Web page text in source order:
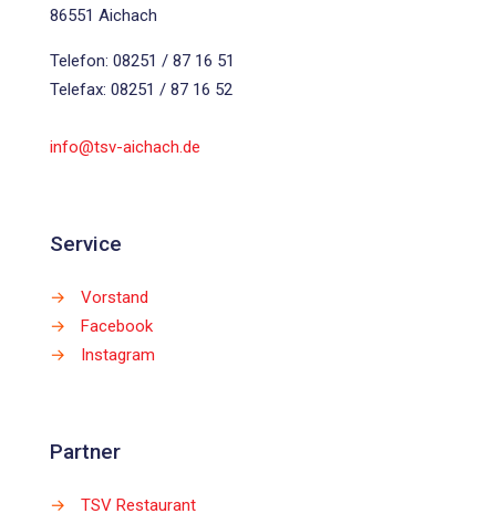
86551 Aichach
Telefon: 08251 / 87 16 51
Telefax: 08251 / 87 16 52
info@tsv-aichach.de
Service
→
Vorstand
→
Facebook
→
Instagram
Partner
→ TSV Restaurant